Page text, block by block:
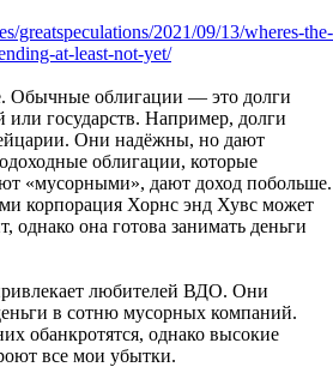
greatspeculations/2021/09/13/wheres-the-
at-least-not-yet/
Обычные облигации — это долги
или государств. Например, долги
Они надёжны, но дают
облигации, которые
«мусорными», дают доход побольше.
корпорация Хорнс энд Хувс может
однако она готова занимать деньги
любителей ВДО. Они
в сотню мусорных компаний.
обанкротятся, однако высокие
все мои убытки.